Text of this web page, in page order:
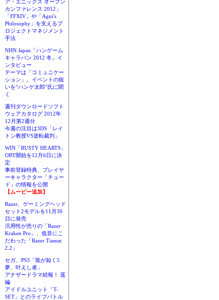
ア・エニックス オープン
カンファレンス 2012」
「FFXIV」や「Agni's
Philosophy」を支えるプ
ロジェクトマネジメント
手法
NHN Japan「ハンゲーム
キャラバン 2012 冬」イ
ンタビュー
テーマは「コミュニケー
ション」。イベントの狙
いを“ハンゲ太郎”氏に聞
く
週刊ダウンロードソフト
ウェアカタログ 2012年
12月第2週分
今週の注目は3DS「レイ
トン教授VS逆転裁判」
WIN「RUSTY HEARTS」
OBT開始を12月6日に決
定
事前登録特典、プレイヤ
ーキャラクター「チュー
ド」の情報を公開
【ムービー追加】
Razer、ゲーミングヘッド
セット2モデルを11月30
日に発売
汎用性が売りの「Razer
Kraken Pro」、低音にこ
だわった「Razer Tiamat
2.2」
セガ、PS3「龍が如く5
夢、叶えし者」
アナザードラマ続報！ 遥
編
アイドルユニット「T-
SET」とのライブバトル